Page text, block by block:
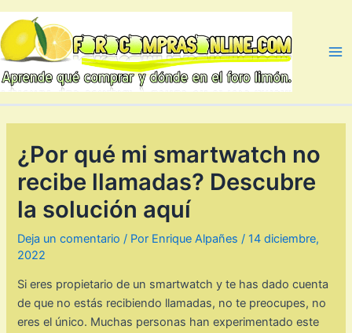
Ir
al
contenido
¿Por qué mi smartwatch no
recibe llamadas? Descubre
la solución aquí
Deja un comentario / Por Enrique Alpañes /14 diciembre,
2022
Si eres propietario de un smartwatch y te has dado cuenta
de que no estás recibiendo llamadas, no te preocupes, no
eres el único. Muchas personas han experimentado este